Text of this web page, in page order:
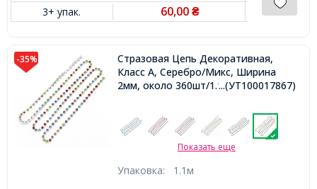
3+ упак. 60,00₴
-35%
Стразовая Цепь Декоративная,
Класс А, Серебро/Микс, Ширина
2мм, около 360шт/1.1м,...(УТ100017867)
Показать еще
Упаковка: 1.1м